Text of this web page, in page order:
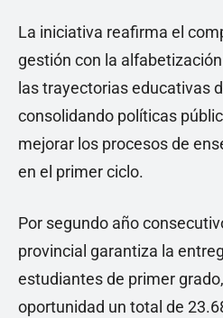
La iniciativa reafirma el
gestión con la
las trayectorias educativas
consolidando políticas
mejorar los procesos de
en el primer ciclo.
Por segundo año
provincial garantiza la
estudiantes de primer
oportunidad un total de